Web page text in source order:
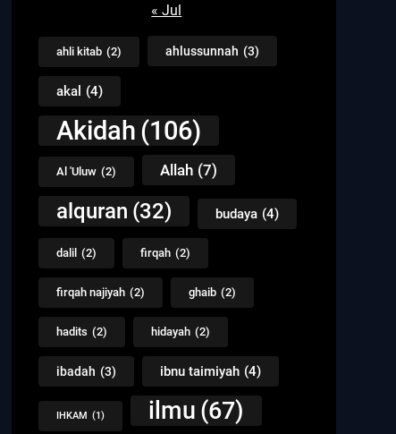
« Jul
ahli kitab (2) ahlussunnah (3)
akal (4)
Akidah (106)
Al 'Uluw (2) Allah (7)
alquran (32) budaya (4)
dalil (2) firqah (2)
firqah najiyah (2) ghaib (2)
hadits (2) hidayah (2)
ibadah (3) ibnu taimiyah (4)
IHKAM (1) ilmu (67)